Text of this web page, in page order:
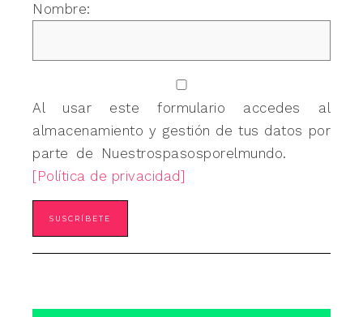
Nombre:
Al usar este formulario accedes al
almacenamiento y gestión de tus datos por
parte de Nuestrospasosporelmundo.
[Política de privacidad]